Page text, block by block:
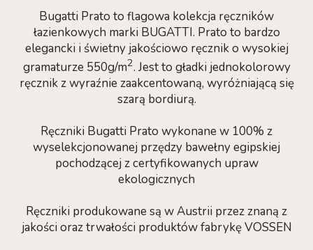
Bugatti Prato to flagowa kolekcja ręczników
łazienkowych marki BUGATTI. Prato to bardzo
elegancki i świetny jakościowo ręcznik o wysokiej
gramaturze 550g/m2. Jest to gładki jednokolorowy
ręcznik z wyraźnie zaakcentowaną, wyróżniającą się
szarą bordiurą.
Ręczniki Bugatti Prato wykonane w 100% z
wyselekcjonowanej przędzy bawełny egipskiej
pochodzącej z certyfikowanych upraw
ekologicznych
Ręczniki produkowane są w Austrii przez znaną z
jakości oraz trwałości produktów fabrykę VOSSEN